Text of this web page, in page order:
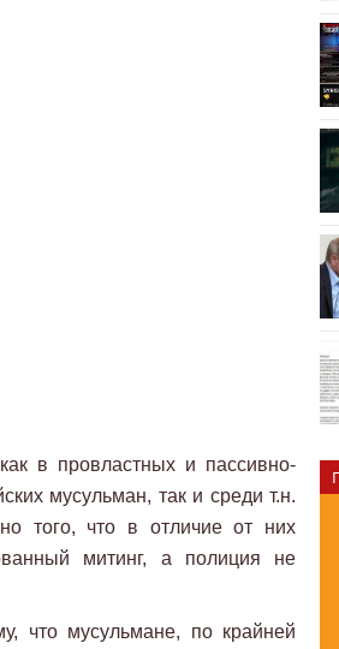
в провластных и пассивно-
мусульман, так и среди т.н.
того, что в отличие от них
митинг, а полиция не
что мусульмане, по крайней